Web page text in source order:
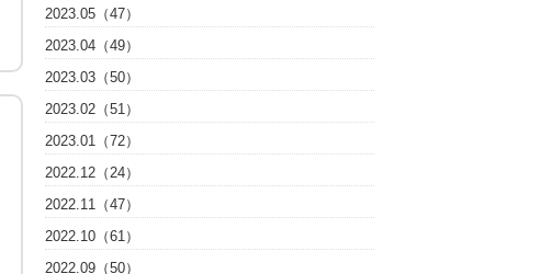
2023.05（47）
2023.04（49）
2023.03（50）
2023.02（51）
2023.01（72）
2022.12（24）
2022.11（47）
2022.10（61）
2022.09（50）